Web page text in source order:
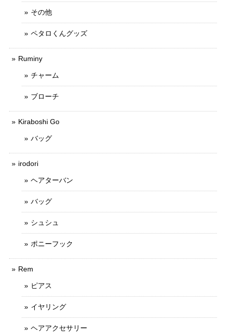
その他
ペタロくんグッズ
Ruminy
チャーム
ブローチ
Kiraboshi Go
バッグ
irodori
ヘアターバン
バッグ
シュシュ
ポニーフック
Rem
ピアス
イヤリング
ヘアアクセサリー